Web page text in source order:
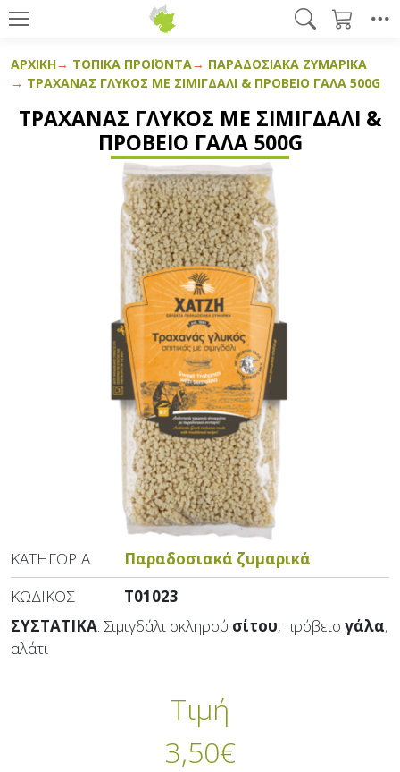
ΑΡΧΙΚΉ ΤΟΠΙΚΆ ΠΡΟΪΌΝΤΑ
ΠΑΡΑΔΟΣΙΑΚΆ ΖΥΜΑΡΙΚΆ
ΤΡΑΧΑΝΆΣ ΓΛΥΚΌΣ ΜΕ ΣΙΜΙΓΔΆΛΙ & ΠΡΌΒΕΙΟ ΓΆΛΑ 500G
ΤΡΑΧΑΝΆΣ ΓΛΥΚΌΣ ΜΕ ΣΙΜΙΓΔΆΛΙ &
ΠΡΌΒΕΙΟ ΓΆΛΑ 500G
ΚΑΤΗΓΟΡΊΑ
Παραδοσιακά ζυμαρικά
ΚΩΔΙΚΌΣ
T01023
ΣΥΣΤΑΤΙΚΑ: Σιμιγδάλι σκληρού σίτου, πρόβειο γάλα,
αλάτι
Τιμή
3,50€